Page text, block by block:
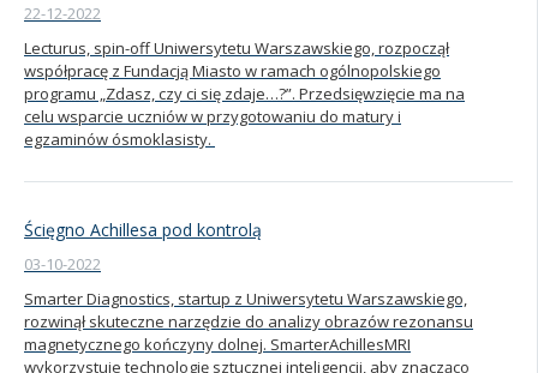
22-12-2022
Lecturus, spin-off Uniwersytetu Warszawskiego, rozpoczął
współpracę z Fundacją Miasto w ramach ogólnopolskiego
programu „Zdasz, czy ci się zdaje…?”. Przedsięwzięcie ma na
celu wsparcie uczniów w przygotowaniu do matury i
egzaminów ósmoklasisty.
Ścięgno Achillesa pod kontrolą
03-10-2022
Smarter Diagnostics, startup z Uniwersytetu Warszawskiego,
rozwinął skuteczne narzędzie do analizy obrazów rezonansu
magnetycznego kończyny dolnej. SmarterAchillesMRI
wykorzystuje technologię sztucznej inteligencji, aby znacząco